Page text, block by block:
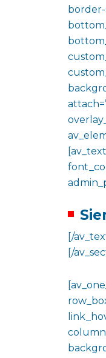
border-
[/
[/